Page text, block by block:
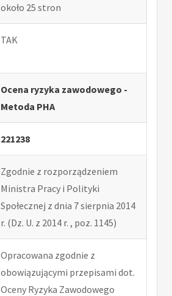
około 25 stron
TAK
Ocena ryzyka zawodowego -
Metoda PHA
221238
Zgodnie z rozporządzeniem
Ministra Pracy i Polityki
Społecznej z dnia 7 sierpnia 2014
r. (Dz. U. z 2014 r. , poz. 1145)
Opracowana zgodnie z
obowiązującymi przepisami dot.
Oceny Ryzyka Zawodowego